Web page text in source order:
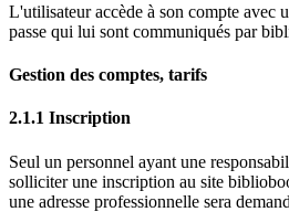
L'utilisateur accède à son compte avec
passe qui lui sont communiqués par
Gestion des comptes, tarifs
2.1.1 Inscription
Seul un personnel ayant une
solliciter une inscription au site
une adresse professionnelle sera